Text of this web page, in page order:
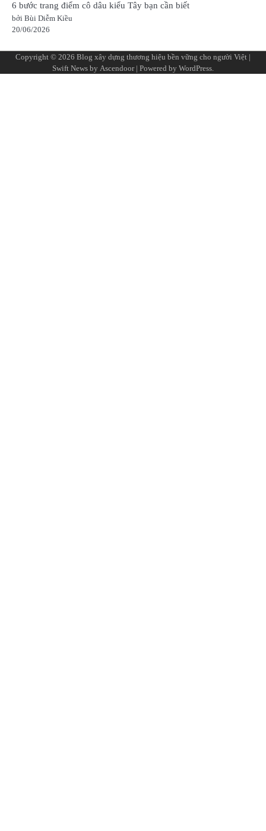
6 bước trang điểm cô dâu kiểu Tây bạn cần biết
bởi Bùi Diễm Kiều
20/06/2026
Copyright © 2026 Blog xây dựng thương hiệu bền vững cho người Việt |
Swift News by Ascendoor| Powered by WordPress.